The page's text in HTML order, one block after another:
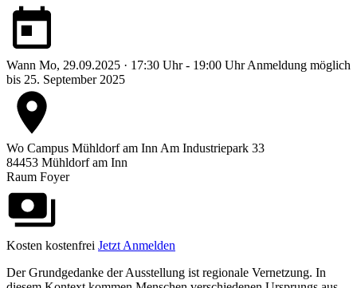
Wann Mo, 29.09.2025 · 17:30 Uhr - 19:00 UhrAnmeldung möglich
bis 25. September 2025
Wo Campus Mühldorf am InnAm Industriepark 33
84453 Mühldorf am Inn
Raum Foyer
Kosten kostenfrei Jetzt Anmelden
Der Grundgedanke der Ausstellung ist regionale Vernetzung. In